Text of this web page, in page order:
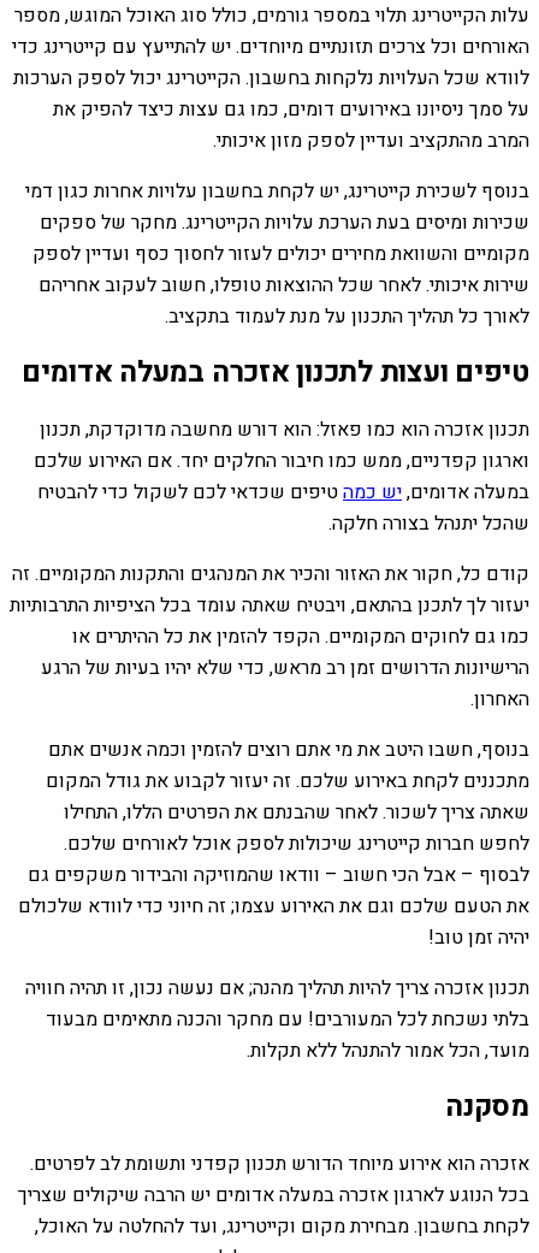
עלות הקייטרינג תלוי במספר גורמים, כולל סוג האוכל המוגש, מספר
האורחים וכל צרכים תזונתיים מיוחדים. יש להתייעץ עם קייטרינג כדי
לוודא שכל העלויות נלקחות בחשבון. הקייטרינג יכול לספק הערכות
על סמך ניסיונו באירועים דומים, כמו גם עצות כיצד להפיק את
המרב מהתקציב ועדיין לספק מזון איכותי.
בנוסף לשכירת קייטרינג, יש לקחת בחשבון עלויות אחרות כגון דמי
שכירות ומיסים בעת הערכת עלויות הקייטרינג. מחקר של ספקים
מקומיים והשוואת מחירים יכולים לעזור לחסוך כסף ועדיין לספק
שירות איכותי. לאחר שכל ההוצאות טופלו, חשוב לעקוב אחריהם
לאורך כל תהליך התכנון על מנת לעמוד בתקציב.
טיפים ועצות לתכנון אזכרה במעלה אדומים
תכנון אזכרה הוא כמו פאזל: הוא דורש מחשבה מדוקדקת, תכנון
וארגון קפדניים, ממש כמו חיבור החלקים יחד. אם האירוע שלכם
במעלה אדומים,יש כמהטיפים שכדאי לכם לשקול כדי להבטיח
שהכל יתנהל בצורה חלקה.
קודם כל, חקור את האזור והכיר את המנהגים והתקנות המקומיים. זה
יעזור לך לתכנן בהתאם, ויבטיח שאתה עומד בכל הציפיות התרבותיות
כמו גם לחוקים המקומיים. הקפד להזמין את כל ההיתרים או
הרישיונות הדרושים זמן רב מראש, כדי שלא יהיו בעיות של הרגע
האחרון.
בנוסף, חשבו היטב את מי אתם רוצים להזמין וכמה אנשים אתם
מתכננים לקחת באירוע שלכם. זה יעזור לקבוע את גודל המקום
שאתה צריך לשכור. לאחר שהבנתם את הפרטים הללו, התחילו
לחפש חברות קייטרינג שיכולות לספק אוכל לאורחים שלכם.
לבסוף – אבל הכי חשוב – וודאו שהמוזיקה והבידור משקפים גם
את הטעם שלכם וגם את האירוע עצמו; זה חיוני כדי לוודא שלכולם
יהיה זמן טוב!
תכנון אזכרה צריך להיות תהליך מהנה; אם נעשה נכון, זו תהיה חוויה
בלתי נשכחת לכל המעורבים! עם מחקר והכנה מתאימים מבעוד
מועד, הכל אמור להתנהל ללא תקלות.
מסקנה
אזכרה הוא אירוע מיוחד הדורש תכנון קפדני ותשומת לב לפרטים.
בכל הנוגע לארגון אזכרה במעלה אדומים יש הרבה שיקולים שצריך
לקחת בחשבון. מבחירת מקום וקייטרינג, ועד להחלטה על האוכל,